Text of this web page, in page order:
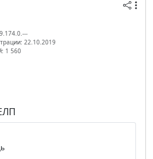
22.10.2019
1 560